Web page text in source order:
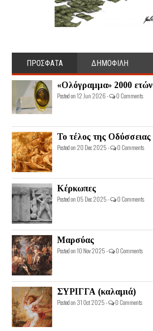
ΠΡΟΣΦΑΤΑ ΔΗΜΟΦΙΛΗ
«Ολόγραμμα» 2000 ετών
Posted on 12 Jun 2026 - 0 Comments
Το τέλος της Οδύσσειας
Posted on 20 Dec 2025 - 0 Comments
Κέρκωπες
Posted on 05 Dec 2025 - 0 Comments
Μαρσύας
Posted on 10 Nov 2025 - 0 Comments
ΣΥΡΙΓΓΑ (καλαμιά)
Posted on 31 Oct 2025 - 0 Comments